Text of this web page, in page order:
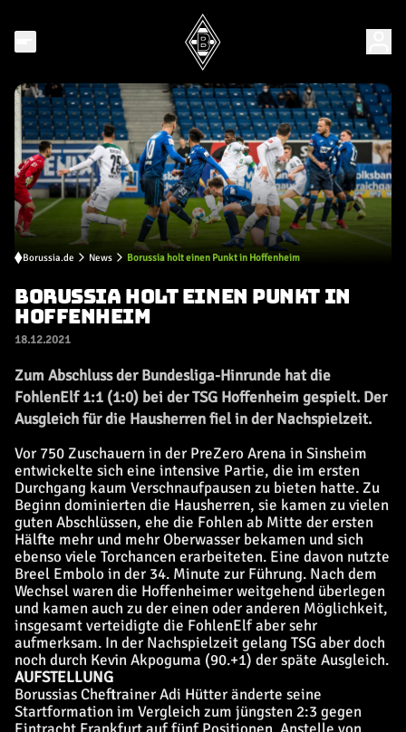
Borussia.de News Borussia holt einen Punkt in Hoffenheim
BORUSSIA HOLT EINEN PUNKT IN
HOFFENHEIM
18.12.2021
Zum Abschluss der Bundesliga-Hinrunde hat die
FohlenElf 1:1 (1:0) bei der TSG Hoffenheim gespielt. Der
Ausgleich für die Hausherren fiel in der Nachspielzeit.
Vor 750 Zuschauern in der PreZero Arena in Sinsheim
entwickelte sich eine intensive Partie, die im ersten
Durchgang kaum Verschnaufpausen zu bieten hatte. Zu
Beginn dominierten die Hausherren, sie kamen zu vielen
guten Abschlüssen, ehe die Fohlen ab Mitte der ersten
Hälfte mehr und mehr Oberwasser bekamen und sich
ebenso viele Torchancen erarbeiteten. Eine davon nutzte
Breel Embolo in der 34. Minute zur Führung. Nach dem
Wechsel waren die Hoffenheimer weitgehend überlegen
und kamen auch zu der einen oder anderen Möglichkeit,
insgesamt verteidigte die FohlenElf aber sehr
aufmerksam. In der Nachspielzeit gelang TSG aber doch
noch durch Kevin Akpoguma (90.+1) der späte Ausgleich.
AUFSTELLUNG
Borussias Cheftrainer Adi Hütter änderte seine
Startformation im Vergleich zum jüngsten 2:3 gegen